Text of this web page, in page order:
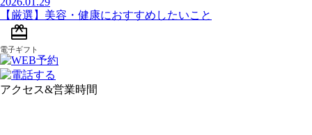
【厳選】美容・健康におすすめしたいこと
アクセス&営業時間